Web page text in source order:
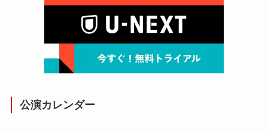
公演カレンダー